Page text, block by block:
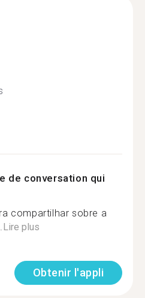
de conversation qui
compartilhar sobre a
Lire plus
Obtenir l'appli